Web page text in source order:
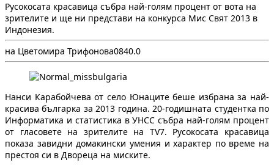
Русокосата красавица събра най-голям процент от вота на
зрителите и ще ни представи на конкурса Мис Свят 2013 в
Индонезия.
на Цветомира Трифонова0840.0
Нанси Карабойчева от село Юнаците беше избрана за най-
красива българка за 2013 година. 20-годишната студентка по
Информатика и статистика в УНСС събра най-голям процент
от гласовете на зрителите нa TV7. Русокосата красавица
показа завидни домакински умения и характер по време на
престоя си в Двореца на миските.